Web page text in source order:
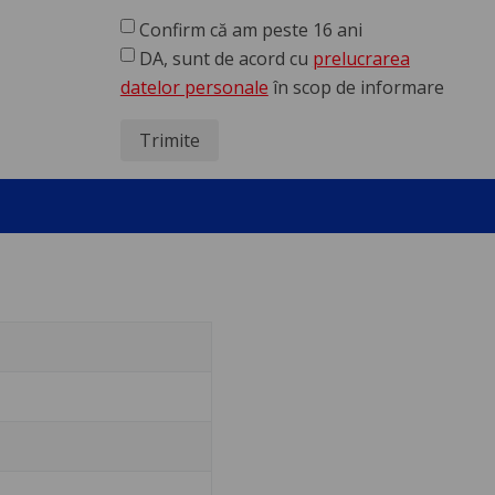
Confirm că am peste 16 ani
DA, sunt de acord cu prelucrarea
datelor personale în scop de informare
Trimite